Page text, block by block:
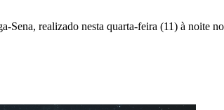
Sena, realizado nesta quarta-feira (11) à noite